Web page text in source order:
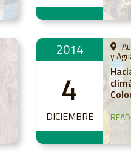
2014
4
DICIEMBRE
y